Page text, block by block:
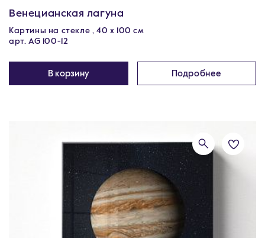
Венецианская лагуна
Картины на стекле , 40 x 100 см
арт. AG 100-12
В корзину Подробнее